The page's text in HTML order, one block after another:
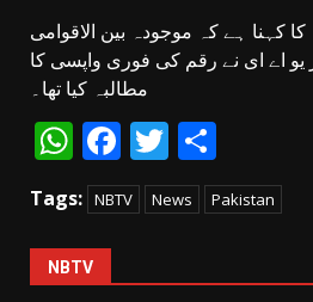
کا کہنا ہے کہ موجودہ بین الاقوامی
اے ای نے رقم کی فوری واپسی کا
مطالبہ کیا تھا۔
WhatsApp
Facebook
Twitter
Tags: NBTV News Pakistan
NBTV